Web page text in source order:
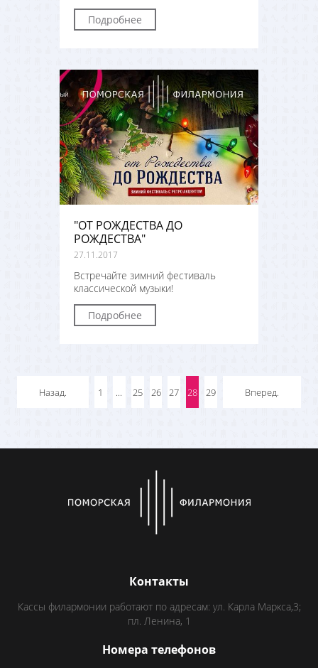
Подробнее
"ОТ РОЖДЕСТВА ДО
РОЖДЕСТВА"
27.11.2017
Встречайте зимний фестиваль
классической музыки!
Подробнее
Назад. 1 ... 25 26 27 28 29 Вперед.
Контакты
Кассы филармонии работают по адресам: ул. Карла Маркса,3;
пл. Ленина, 1
Номера телефонов